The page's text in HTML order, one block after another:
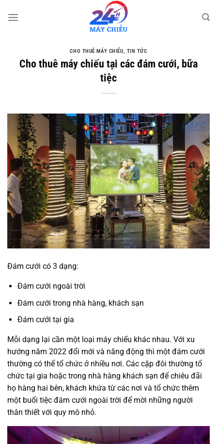
qua
CHO THUÊ MÁY CHIẾU, TIN TỨC
Cho thuê máy chiếu tại các đám cưới, bữa
tiệc
Đám cưới có 3 dạng:
Đám cưới ngoài trời
Đám cưới trong nhà hàng, khách sạn
Đám cưới tại gia
Mỗi dạng lại cần một loại máy chiếu khác nhau. Với xu
hướng năm 2022 đổi mới và năng động thì một đám cưới
thường có thể tổ chức ở nhiều nơi. Các cặp đôi thường tổ
chức tại gia hoặc trong nhà hàng khách sạn để chiêu đãi
họ hàng hai bên, khách khứa từ các nơi và tổ chức thêm
một buổi tiệc đám cưới ngoài trời để mời những người
thân thiết với quy mô nhỏ.